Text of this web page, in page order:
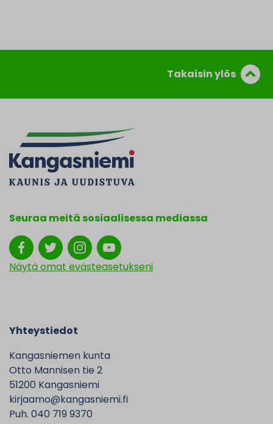
Takaisin ylös
Seuraa meitä sosiaalisessa mediassa
Näytä omat evästeasetukseni
Yhteystiedot
Kangasniemen kunta
Otto Mannisen tie 2
51200 Kangasniemi
kirjaamo@kangasniemi.fi
Puh. 040 719 9370